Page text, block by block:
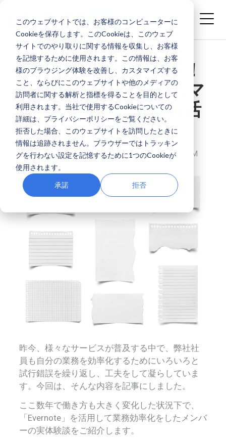
このウェブサイトでは、お客様のコンピューターに
Cookieを保存します。このCookieは、このウェブ
サイトでのやり取りに関する情報を収集し、お客様
を記憶するために使用されます。この情報は、お客
様のブラウジング体験を改善し、カスタマイズする
こと、ならびにこのウェブサイトや他のメディアの
訪問者に関する解析と指標を得ることを目的として
利用されます。当社で使用するCookieについての
詳細は、プライバシーポリシーをご覧ください。
拒否した場合、このウェブサイトを訪問したときに
情報は追跡されません。ブラウザーではトラッキン
グを行わない設定を記憶するために1つのCookieが
使用されます。
承諾 拒否
Evernote使用歴10年！
使い込んだビジネスマ
ンが教えるEvernote活
用術
株式会社ユニリタプラス SEP 3, 2021 11:00:00 AM
昨今、様々なサービスが普及する中で、弊社社
員も自分の業務を効率化するためにいろいろと
試行錯誤を繰り返し、工夫をして凝らしていま
す。今回は、そんな内容を記事にしました。
ここ数年で働き方も大きく変化した状況下で、
「Evernote」を活用して業務効率化をしたメンバ
ーの実体験談をご紹介します。